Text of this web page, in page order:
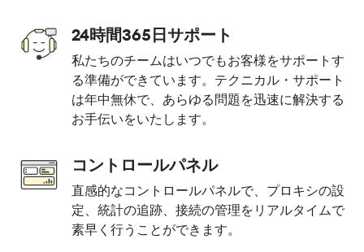
24時間365日サポート
私たちのチームはいつでもお客様をサポートす
る準備ができています。テクニカル・サポート
は年中無休で、あらゆる問題を迅速に解決する
お手伝いをいたします。
コントロールパネル
直感的なコントロールパネルで、プロキシの設
定、統計の追跡、接続の管理をリアルタイムで
素早く行うことができます。